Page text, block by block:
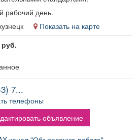
пенсионер
рабочий день.
Показать на карте
7...
телефоны
объявление